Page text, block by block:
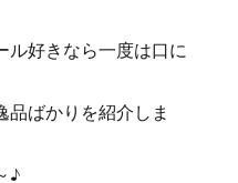
好きなら一度は口に
ばかりを紹介しま
♪